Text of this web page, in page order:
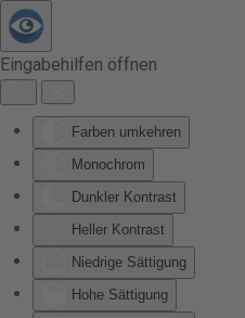
Eingabehilfen öffnen
Farben umkehren
Monochrom
Dunkler Kontrast
Heller Kontrast
Niedrige Sättigung
Hohe Sättigung
Zum Hauptinhalt springen